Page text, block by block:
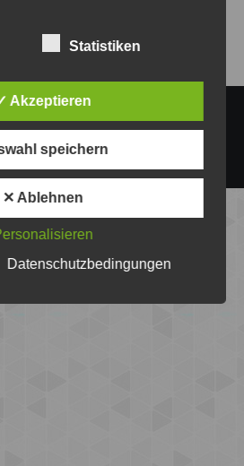
Bombas Eberswalde e.V. 2026
Footer
Statistiken
Akzeptieren
speichern
✕ Ablehnen
Datenschutzbedingungen